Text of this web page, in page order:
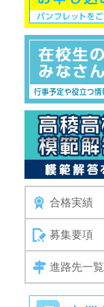
合格実績
募集要項
進路先一覧